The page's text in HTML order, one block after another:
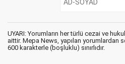
UYARI: Yorumların her türlü cezai ve
aittir. Mepa News, yapılan yorumlardan
600 karakterle (boşluklu) sınırlıdır.